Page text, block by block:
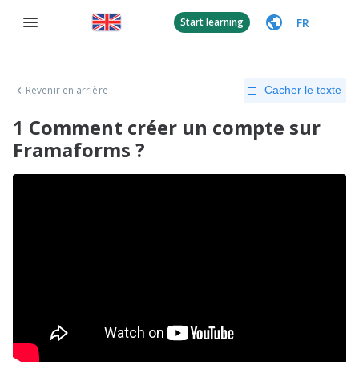
Start learning FR
Revenir en arrière Cacher le texte
1 Comment créer un compte sur
Framaforms ?